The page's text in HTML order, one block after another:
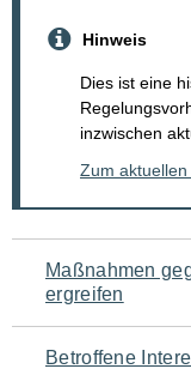
Hinweis
Dies ist eine
inzwischen
Zum
Navigation
für
den
Maßnahmen
ergreifen
Betroffene